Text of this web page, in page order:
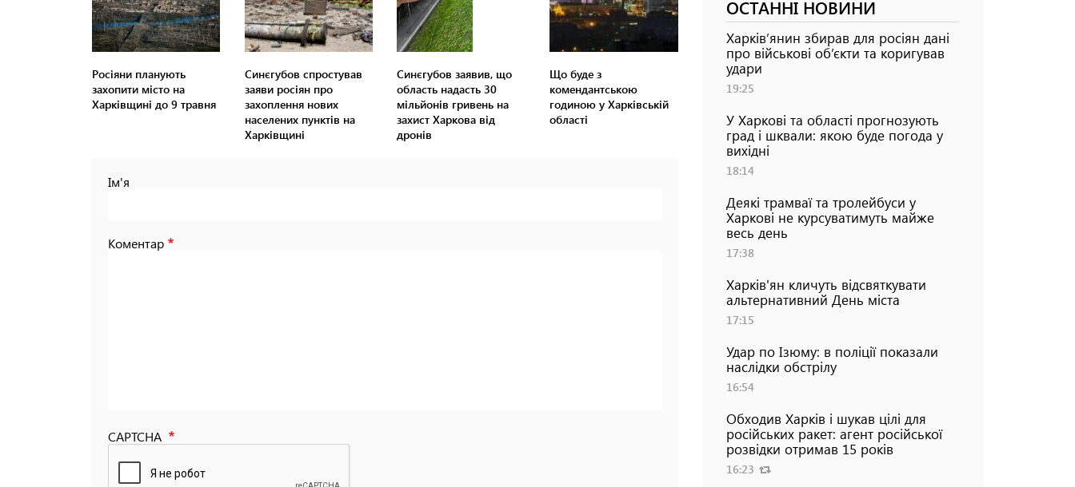
Росіяни планують
захопити місто на
Харківщині до 9 травня
Синєгубов спростував
заяви росіян про
захоплення нових
населених пунктів на
Харківщині
Синєгубов заявив, що
область надасть 30
мільйонів гривень на
захист Харкова від
дронів
Що буде з
комендантською
годиною у Харківській
області
Ім'я
Коментар
CAPTCHA
ОСТАННІ НОВИНИ
Харків’янин збирав для росіян дані
про військові об’єкти та коригував
удари
19:25
У Харкові та області прогнозують
град і шквали: якою буде погода у
вихідні
18:14
Деякі трамваї та тролейбуси у
Харкові не курсуватимуть майже
весь день
17:38
Харків'ян кличуть відсвяткувати
альтернативний День міста
17:15
Удар по Ізюму: в поліції показали
наслідки обстрілу
16:54
Обходив Харків і шукав цілі для
російських ракет: агент російської
розвідки отримав 15 років
16:23